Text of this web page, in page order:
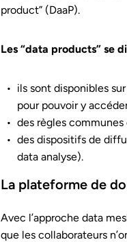
product” (DaaP).
Les “data products” se
ils sont disponibles
pour pouvoir y
des règles
des dispositifs de
data analyse).
La plateforme de
Avec l’approche data
que les collaborateurs